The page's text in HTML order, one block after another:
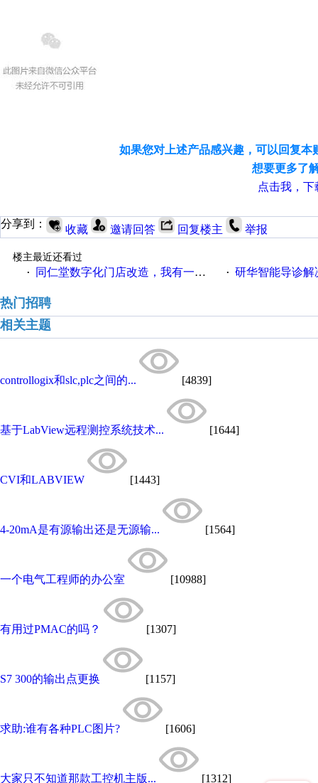
如果您对上述产品感兴趣，可以回复
想要更多了
点击我，
分享到： 收藏 邀请回答 回复楼主 举报
楼主最近还看过
·
同仁堂数字化门店改造，我有一剂良方 · 研华智能导诊解
热门招聘
相关主题
controllogix和slc,plc之间的... [4839]
基于LabView远程测控系统技术... [1644]
CVI和LABVIEW [1443]
4-20mA是有源输出还是无源输... [1564]
一个电气工程师的办公室 [10988]
有用过PMAC的吗？ [1307]
S7 300的输出点更换 [1157]
求助:谁有各种PLC图片? [1606]
大家只不知道那款工控机主版... [1312]